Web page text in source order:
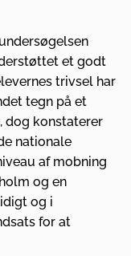
et godt
trivsel har
tegn på et
dog konstaterer
nationale
af mobning
og en
og i
for at